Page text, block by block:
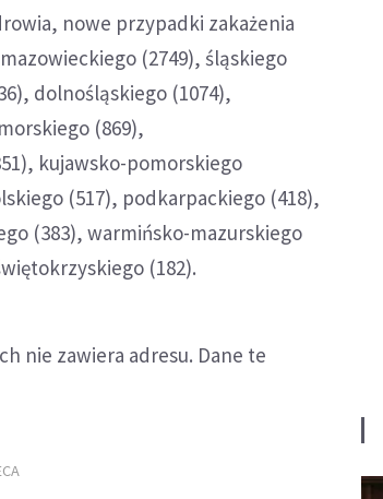
nowe przypadki zakażenia
(2749), śląskiego
dolnośląskiego (1074),
(869),
kujawsko-pomorskiego
(517), podkarpackiego (418),
(383), warmińsko-mazurskiego
(182).
nie zawiera adresu. Dane te